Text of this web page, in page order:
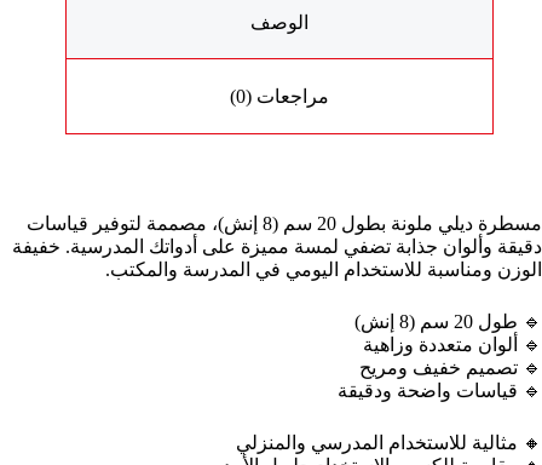
الوصف
مراجعات (0)
مسطرة ديلي ملونة بطول 20 سم (8 إنش)، مصممة لتوفير قياسات
دقيقة وألوان جذابة تضفي لمسة مميزة على أدواتك المدرسية. خفيفة
الوزن ومناسبة للاستخدام اليومي في المدرسة والمكتب.
🔹 طول 20 سم (8 إنش)
🔹 ألوان متعددة وزاهية
🔹 تصميم خفيف ومريح
🔹 قياسات واضحة ودقيقة
🔸 مثالية للاستخدام المدرسي والمنزلي